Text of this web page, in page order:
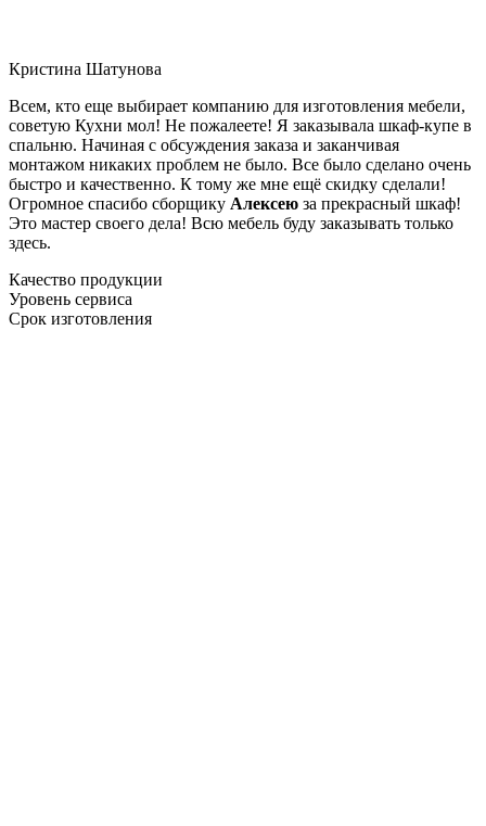
Кристина Шатунова
Всем, кто еще выбирает компанию для изготовления мебели,
советую Кухни мол! Не пожалеете! Я заказывала шкаф-купе в
спальню. Начиная с обсуждения заказа и заканчивая
монтажом никаких проблем не было. Все было сделано очень
быстро и качественно. К тому же мне ещё скидку сделали!
Огромное спасибо сборщику Алексею за прекрасный шкаф!
Это мастер своего дела! Всю мебель буду заказывать только
здесь.
Качество продукции
Уровень сервиса
Срок изготовления